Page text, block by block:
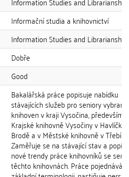
Informační studia a knihovnictví
Information Studies and Librarianship
Dobře
Good
Bakalářská práce popisuje nabídku
stávajících služeb pro seniory
knihoven v kraji Vysočina, především v
Krajské knihovně Vysočiny v
Brodě a v Městské knihovně v Třebíči.
Zaměřuje se na stávající stav a
nové trendy práce knihovníků se
těchto knihovnách. Práce pojednává o